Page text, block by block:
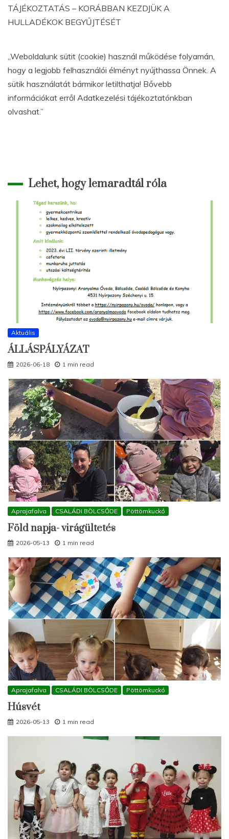
TÁJÉKOZTATÁS – KORÁBBAN KEZDJÜK A
HULLADÉKOK BEGYŰJTÉSÉT
„Weboldalunk sütit (cookie) használ működése folyamán,
hogy a legjobb felhasználói élményt nyújthassa Önnek. A
sütik használatát bármikor letilthatja! Bővebb
információkat erről Adatkezelési tájékoztatónkban
olvashat.”
Lehet, hogy lemaradtál róla
Aktuális
ÁLLÁSPÁLYÁZAT
2026-06-18 1 min read
Aprajafalva CSALÁDI BÖLCSŐDE Pöttömkuckó
Föld napja- virágültetés
2026-05-13 1 min read
Aprajafalva CSALÁDI BÖLCSŐDE Pöttömkuckó
Húsvét
2026-05-13 1 min read